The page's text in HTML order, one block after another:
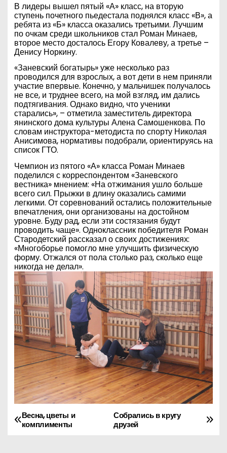
В лидеры вышел пятый «А» класс, на вторую
ступень почетного пьедестала поднялся класс «В», а
ребята из «Б» класса оказались третьими. Лучшим
по очкам среди школьников стал Роман Минаев,
второе место досталось Егору Ковалеву, а третье –
Денису Норкину.
«Заневский богатырь» уже несколько раз
проводился для взрослых, а вот дети в нем приняли
участие впервые. Конечно, у мальчишек получалось
не все, и труднее всего, на мой взгляд, им дались
подтягивания. Однако видно, что ученики
старались», – отметила заместитель директора
янинского дома культуры Алена Самошенкова. По
словам инструктора-методиста по спорту Николая
Анисимова, нормативы подобрали, ориентируясь на
список ГТО.
Чемпион из пятого «А» класса Роман Минаев
поделился с корреспондентом «Заневского
вестника» мнением: «На отжимания ушло больше
всего сил. Прыжки в длину оказались самими
легкими. От соревнований остались положительные
впечатления, они организованы на достойном
уровне. Буду рад, если эти состязания будут
проводить чаще». Одноклассник победителя Роман
Стародетский рассказал о своих достижениях:
«Многоборье помогло мне улучшить физическую
форму. Отжался от пола столько раз, сколько еще
никогда не делал».
Н
Собрались в кругу
друзей
Весна, цветы и
комплименты